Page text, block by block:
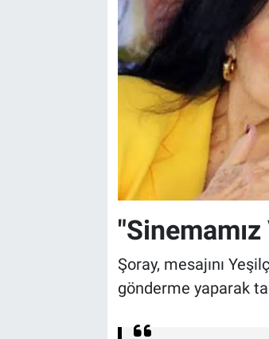
Şoray, mesajını
gönderme yaparak